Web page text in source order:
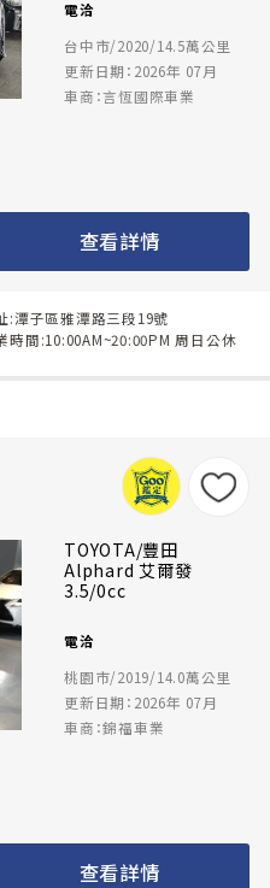
電洽
台中市/2020/14.5萬公里
更新日期：2026年 07月
車商：言恆國際車業
查看詳情
:潭子區雅潭路三段19號
時間:10:00AM~20:00PM 周日公休
TOYOTA/豐田
Alphard 艾爾發
3.5/0cc
電洽
桃園市/2019/14.0萬公里
更新日期：2026年 07月
車商：錦福車業
查看詳情